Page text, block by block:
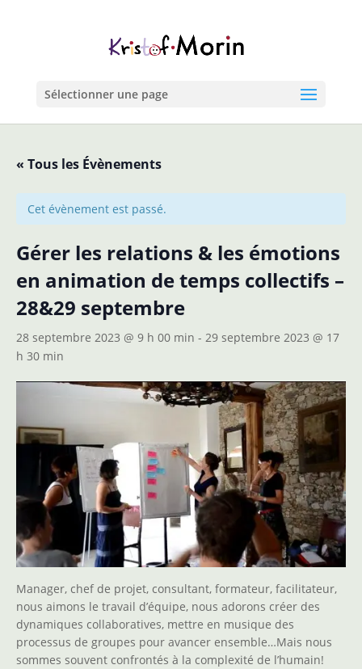
Sélectionner une page
« Tous les Évènements
Cet évènement est passé.
Gérer les relations & les émotions
en animation de temps collectifs –
28&29 septembre
28 septembre 2023 @ 9 h 00 min - 29 septembre 2023 @ 17
h 30 min
Manager, chef de projet, consultant, formateur, facilitateur,
nous aimons le travail d’équipe, nous adorons créer des
dynamiques collaboratives, mettre en musique des
processus de groupes pour avancer ensemble…Mais nous
sommes souvent confrontés à la complexité de l’humain!